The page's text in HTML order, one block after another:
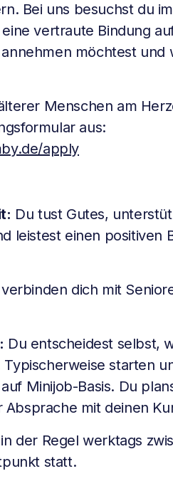
Bei uns besuchst du
vertraute Bindung
möchtest und
Menschen am
aus:
apply
Du tust Gutes,
leistest einen positiven
dich mit
Du entscheidest selbst,
starten
Minijob-Basis. Du
Absprache mit deinen
der Regel werktags
statt.